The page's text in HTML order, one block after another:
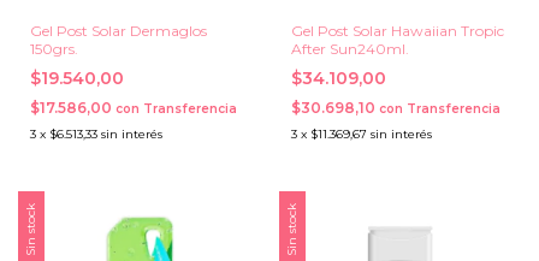
Gel Post Solar Dermaglos
150grs.
$19.540,00
$17.586,00 con Transferencia
3 x $6.513,33 sin interés
Gel Post Solar Hawaiian Tropic
After Sun240ml.
$34.109,00
$30.698,10 con Transferencia
3 x $11.369,67 sin interés
Sin stock Sin stock